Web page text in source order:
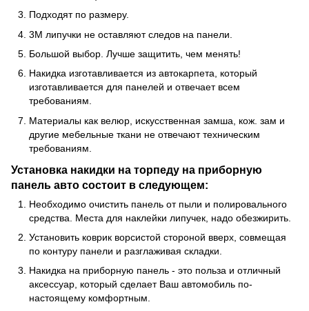
Подходят по размеру.
3М липучки не оставляют следов на панели.
Большой выбор. Лучше защитить, чем менять!
Накидка изготавливается из автокарпета, который
изготавливается для панелей и отвечает всем
требованиям.
Материалы как велюр, искусственная замша, кож. зам и
другие мебельные ткани не отвечают техническим
требованиям.
Установка накидки на торпеду на приборную
панель авто состоит в следующем:
Необходимо очистить панель от пыли и полировального
средства. Места для наклейки липучек, надо обезжирить.
Установить коврик ворсистой стороной вверх, совмещая
по контуру панели и разглаживая складки.
Накидка на приборную панель - это польза и отличный
аксессуар, который сделает Ваш автомобиль по-
настоящему комфортным.